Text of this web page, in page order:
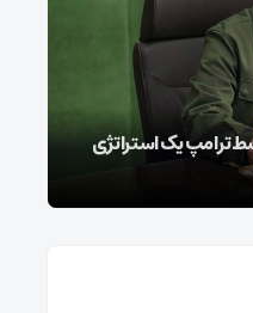
ترامپ یک استراتژی